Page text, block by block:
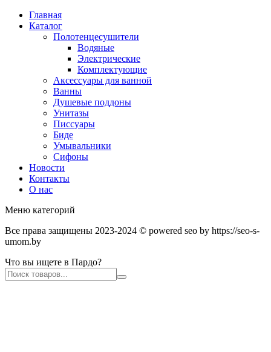
Главная
Каталог
Полотенцесушители
Водяные
Электрические
Комплектующие
Аксессуары для ванной
Ванны
Душевые поддоны
Унитазы
Писсуары
Биде
Умывальники
Сифоны
Новости
Контакты
О нас
Меню категорий
Все права защищены 2023-2024 © powered seo by https://seo-s-
umom.by
Что вы ищете в Пардо?